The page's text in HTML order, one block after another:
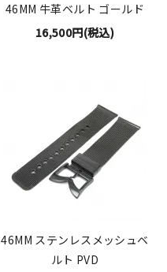
46MM 牛革ベルト ゴールド
16,500円(税込)
46MM ステンレスメッシュベ
ルト PVD